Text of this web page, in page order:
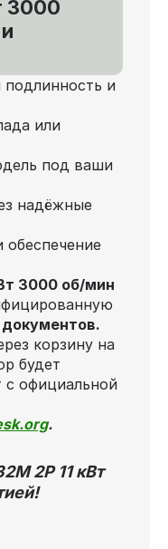
3000
и
или
под ваши
надёжные
обеспечение
3000 об/мин
корзину на
будет
с официальной
.
2P 11 кВт